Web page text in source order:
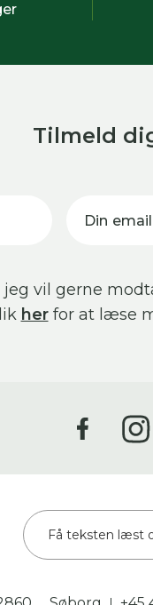
Tilmeld
Din email
jeg vil gerne
herfor at læse
Få teksten læst